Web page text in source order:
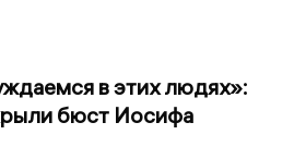
в этих людях»:
бюст Иосифа